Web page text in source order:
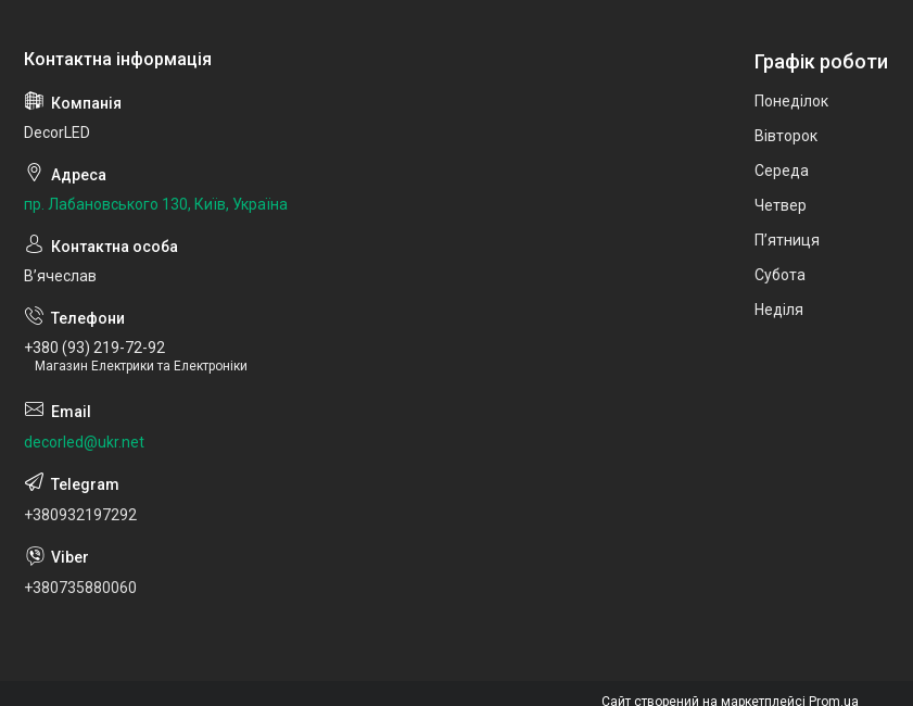
DecorLED
пр. Лабановського 130, Київ, Україна
Вʼячеслав
+380 (93) 219-72-92
Магазин Електрики та Електроніки
decorled@ukr.net
+380932197292
+380735880060
Графік роботи
Понеділок
Вівторок
Середа
Четвер
Пʼятниця
Субота
Неділя
Сайт створений на маркетплейсі Prom.ua